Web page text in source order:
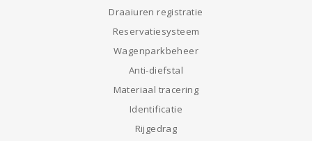
Draaiuren registratie
Reservatiesysteem
Wagenparkbeheer
Anti-diefstal
Materiaal tracering
Identificatie
Rijgedrag